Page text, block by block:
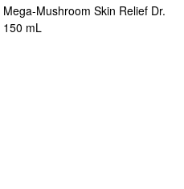
Mushroom Skin Relief Dr.
mL